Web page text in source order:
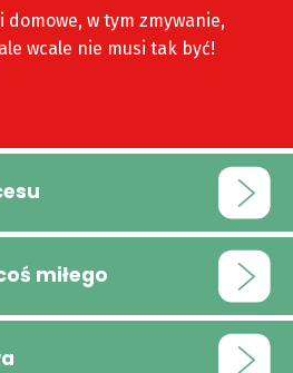
domowe, w tym zmywanie,
wcale nie musi tak być!
miłego